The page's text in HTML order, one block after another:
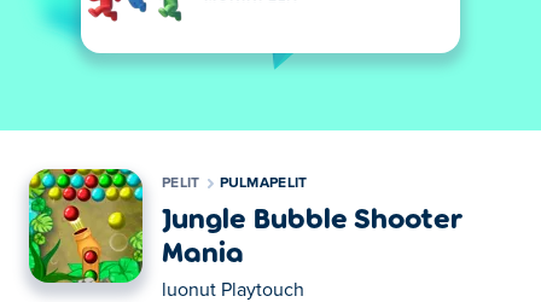
PELIT PULMAPELIT
Jungle Bubble Shooter
Mania
luonut Playtouch